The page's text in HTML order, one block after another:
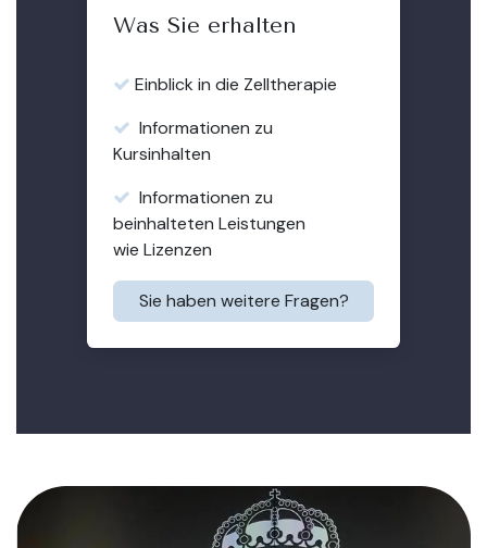
Was Sie erhalten
Einblick in die Zelltherapie
Informationen zu
Kursinhalten
Informationen zu
beinhalteten Leistungen
wie Lizenzen
Sie haben weitere Fragen?